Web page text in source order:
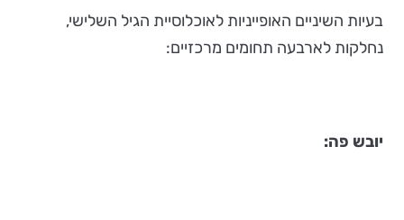
בעיות השיניים האופייניות לאוכלוסיית הגיל השלישי,
נחלקות לארבעה תחומים מרכזיים:
יובש פה: